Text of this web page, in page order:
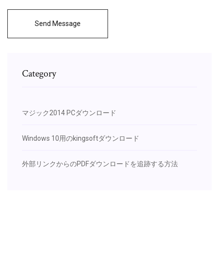
Send Message
Category
マジック2014 PCダウンロード
Windows 10用のkingsoftダウンロード
外部リンクからのPDFダウンロードを追跡する方法